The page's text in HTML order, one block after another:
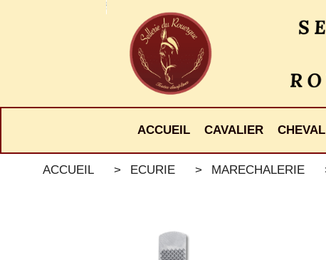
ACCUEIL CAVALIER CHEVAL
ACCUEIL ECURIE MARECHALERIE
Panneau de gestion des cookies